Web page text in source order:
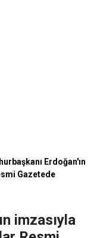
Erdoğan'ın
Gazetede
imzasıyla